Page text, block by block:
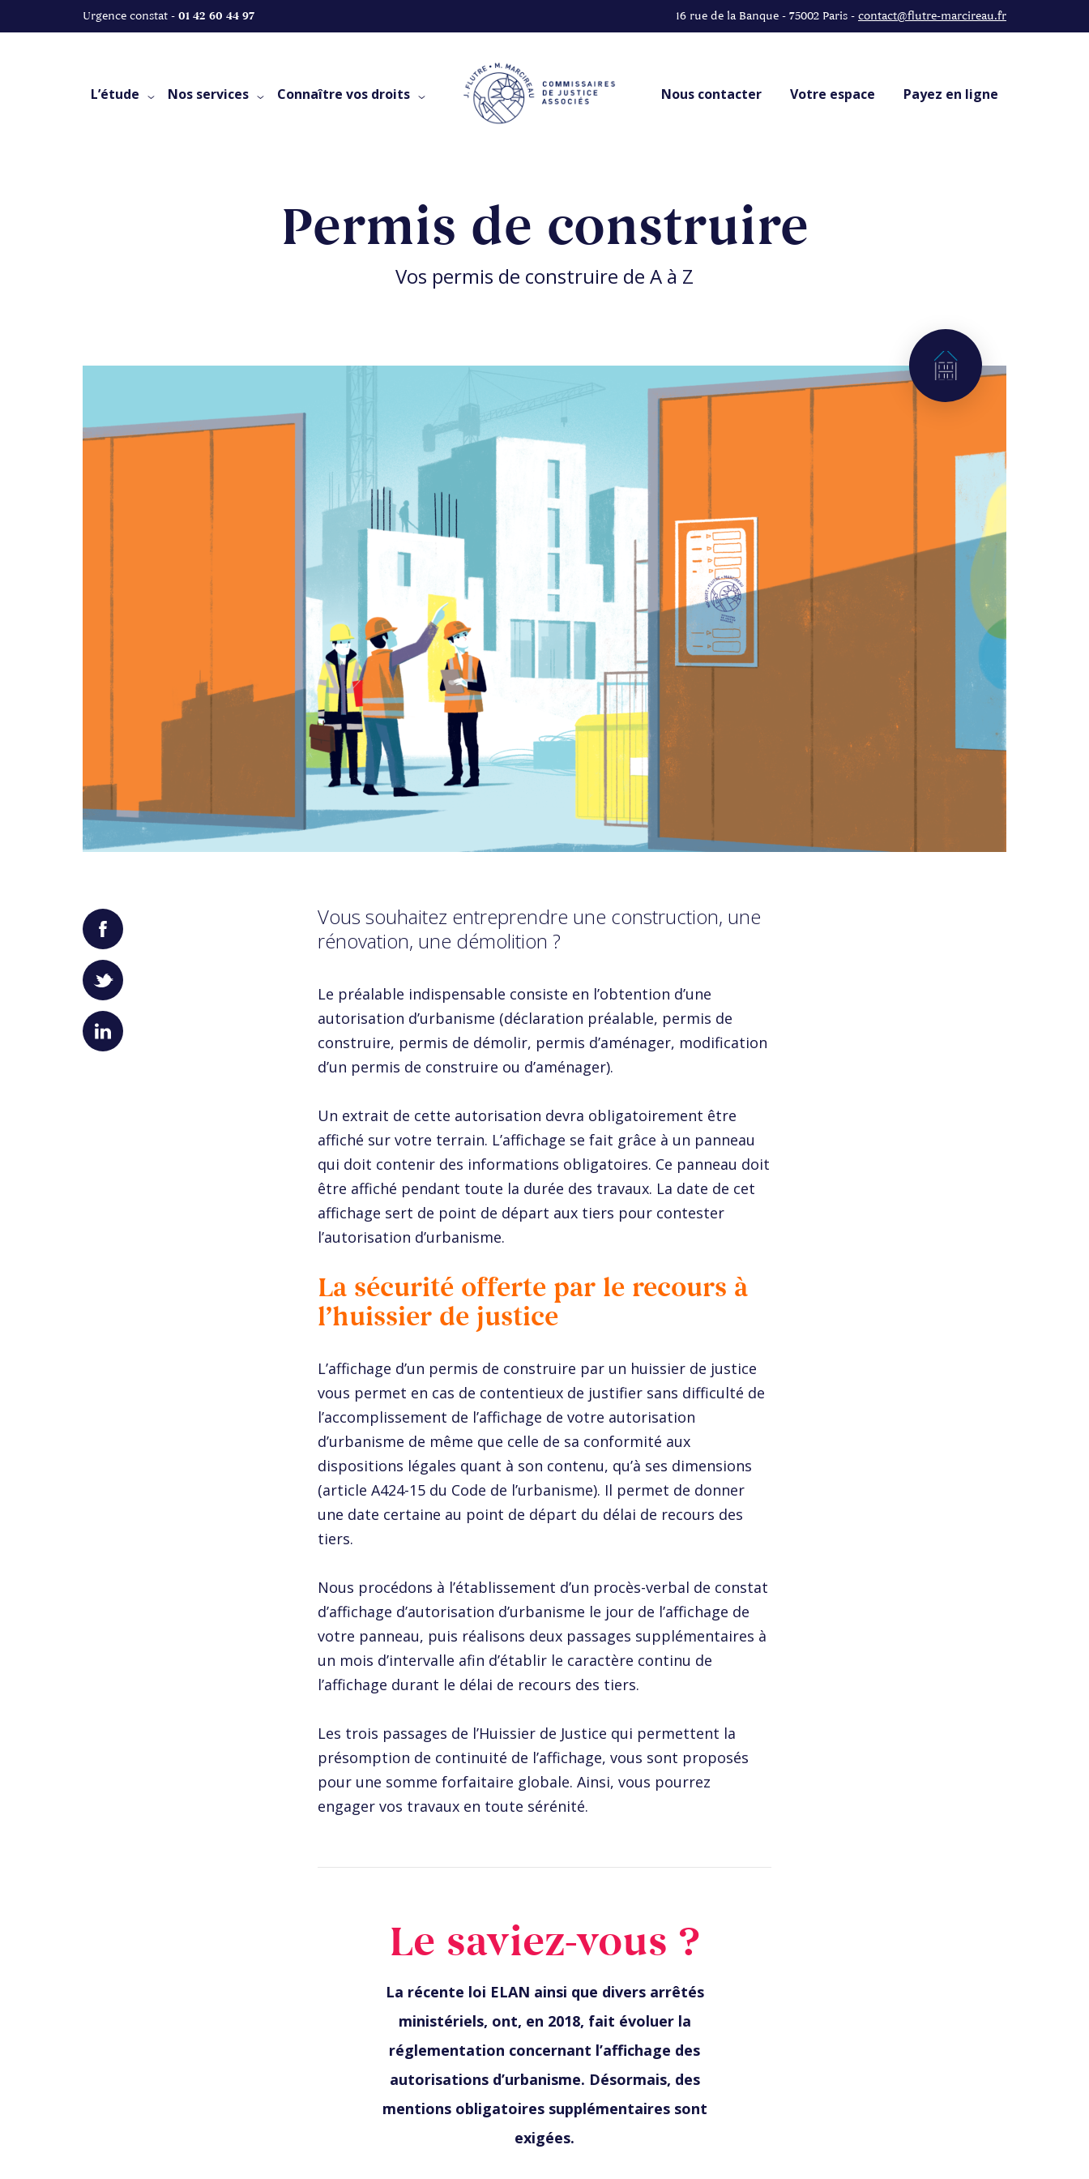
Urgence constat - 01 42 60 44 97 16 rue de la Banque - 75002 Paris - contact@flutre-marcireau.fr
L’étude Nos services Connaître vos droits Nous contacter Votre espace Payez en ligne
Permis de construire
Vos permis de construire de A à Z
Vous souhaitez entreprendre une construction, une
rénovation, une démolition ?
Le préalable indispensable consiste en l’obtention d’une
autorisation d’urbanisme (déclaration préalable, permis de
construire, permis de démolir, permis d’aménager, modification
d’un permis de construire ou d’aménager).
Un extrait de cette autorisation devra obligatoirement être
affiché sur votre terrain. L’affichage se fait grâce à un panneau
qui doit contenir des informations obligatoires. Ce panneau doit
être affiché pendant toute la durée des travaux. La date de cet
affichage sert de point de départ aux tiers pour contester
l’autorisation d’urbanisme.
La sécurité offerte par le recours à
l’huissier de justice
L’affichage d’un permis de construire par un huissier de justice
vous permet en cas de contentieux de justifier sans difficulté de
l’accomplissement de l’affichage de votre autorisation
d’urbanisme de même que celle de sa conformité aux
dispositions légales quant à son contenu, qu’à ses dimensions
(article A424-15 du Code de l’urbanisme). Il permet de donner
une date certaine au point de départ du délai de recours des
tiers.
Nous procédons à l’établissement d’un procès-verbal de constat
d’affichage d’autorisation d’urbanisme le jour de l’affichage de
votre panneau, puis réalisons deux passages supplémentaires à
un mois d’intervalle afin d’établir le caractère continu de
l’affichage durant le délai de recours des tiers.
Les trois passages de l’Huissier de Justice qui permettent la
présomption de continuité de l’affichage, vous sont proposés
pour une somme forfaitaire globale. Ainsi, vous pourrez
engager vos travaux en toute sérénité.
Le saviez-vous ?
La récente loi ELAN ainsi que divers arrêtés
ministériels, ont, en 2018, fait évoluer la
réglementation concernant l’affichage des
autorisations d’urbanisme. Désormais, des
mentions obligatoires supplémentaires sont
exigées.